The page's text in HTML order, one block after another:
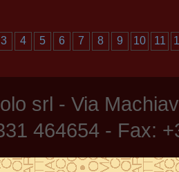
3 4 5 6 7 8 9 10 11
srl - Via
464654 - Fax: